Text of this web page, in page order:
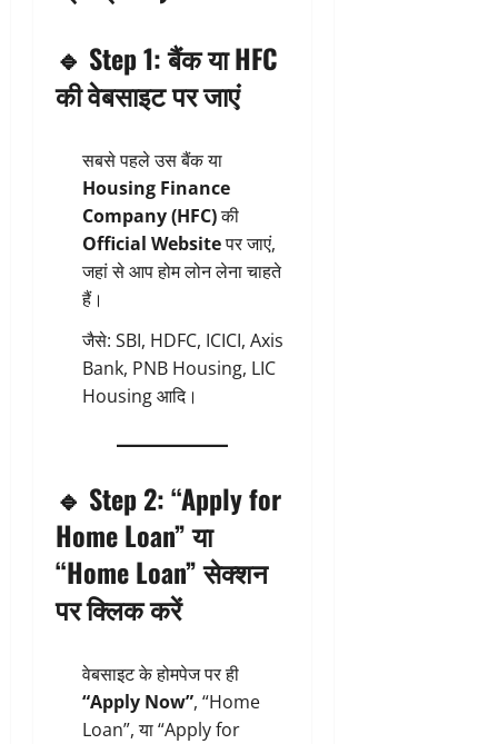
🔹 Step 1: बैंक या HFC
की वेबसाइट पर जाएं
सबसे पहले उस बैंक या
Housing Finance
Company (HFC)की
Official Websiteपर जाएं,
जहां से आप होम लोन लेना चाहते
हैं।
जैसे: SBI, HDFC, ICICI, Axis
Bank, PNB Housing, LIC
Housing आदि।
🔹 Step 2: “Apply for
Home Loan” या
“Home Loan” सेक्शन
पर क्लिक करें
वेबसाइट के होमपेज पर ही
“Apply Now”, “Home
Loan”, या “Apply for